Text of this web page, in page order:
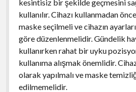
kesintisiz bir şekilde geçmesini
kullanılır. Cihazı kullanmadan
maske seçilmeli ve cihazın
göre düzenlenmelidir. Gündelik
kullanırken rahat bir uyku
kullanıma alışmak önemlidir.
olarak yapılmalı ve maske
edilmemelidir.